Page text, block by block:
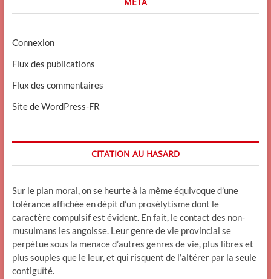
Connexion
Flux des publications
Flux des commentaires
Site de WordPress-FR
CITATION AU HASARD
Sur le plan moral, on se heurte à la même équivoque d’une
tolérance affichée en dépit d’un prosélytisme dont le
caractère compulsif est évident. En fait, le contact des non-
musulmans les angoisse. Leur genre de vie provincial se
perpétue sous la menace d’autres genres de vie, plus libres et
plus souples que le leur, et qui risquent de l’altérer par la seule
contiguïté.